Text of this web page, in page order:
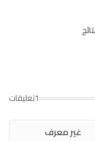
1تعليقات
غير معرف